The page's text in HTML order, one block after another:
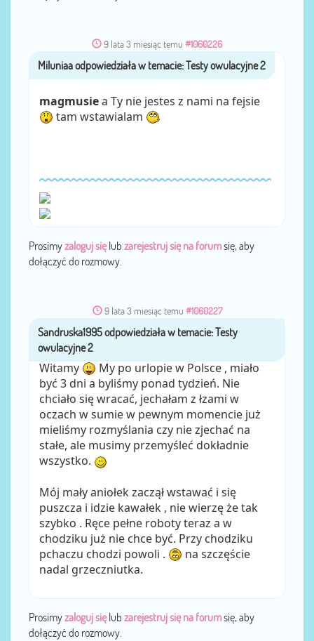
9 lata 3 miesiąc temu #1060226
przezMiluniaa
magmusiea Ty nie jestes z nami na fejsie
tam wstawialam
Prosimyzaloguj sięlub zarejestruj się na forumsię, aby
dołączyć do rozmowy.
9 lata 3 miesiąc temu #1060227
przezSandruska1995
Witamy
My po urlopie w Polsce , miało
być 3 dni a byliśmy ponad tydzień. Nie
chciało się wracać, jechałam z łzami w
oczach w sumie w pewnym momencie już
mieliśmy rozmyślania czy nie zjechać na
stałe, ale musimy przemyśleć dokładnie
wszystko.
Mój mały aniołek zaczął wstawać i się
puszcza i idzie kawałek , nie wierzę że tak
szybko . Ręce pełne roboty teraz a w
chodziku już nie chce być. Przy chodziku
pchaczu chodzi powoli .
na szczęście
nadal grzeczniutka.
Prosimyzaloguj sięlub zarejestruj się na forumsię, aby
dołączyć do rozmowy.